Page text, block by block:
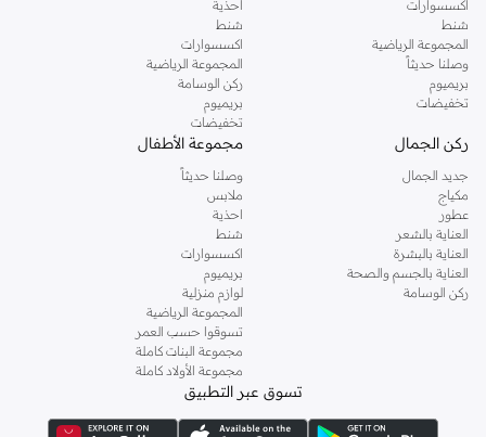
اكسسوارات
شنط
المجموعة الرياضية
وصلنا حديثاً
بريميوم
تخفيضات
أحذية
شنط
اكسسوارات
المجموعة الرياضية
ركن الوسامة
بريميوم
تخفيضات
ركن الجمال
جديد الجمال
مكياج
عطور
العناية بالشعر
العناية بالبشرة
العناية بالجسم والصحة
ركن الوسامة
مجموعة الأطفال
وصلنا حديثاً
ملابس
احذية
شنط
اكسسوارات
بريميوم
لوازم منزلية
المجموعة الرياضية
تسوقوا حسب العمر
مجموعة البنات كاملة
مجموعة الأولاد كاملة
تسوق عبر التطبيق